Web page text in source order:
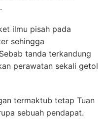
ilmu pisah pada
sehingga
tanda terkandung
perawatan sekali getol
termaktub tetap Tuan
sebuah pendapat.